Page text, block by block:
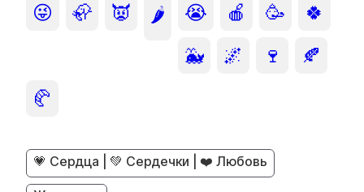
😜
🦣 👿 🌶️ 😭 🍎 🥳
🍀
🐳
🌌 🍷
🍂
🥐
💗 Сердца | 💚 Сердечки | ❤️ Любовь